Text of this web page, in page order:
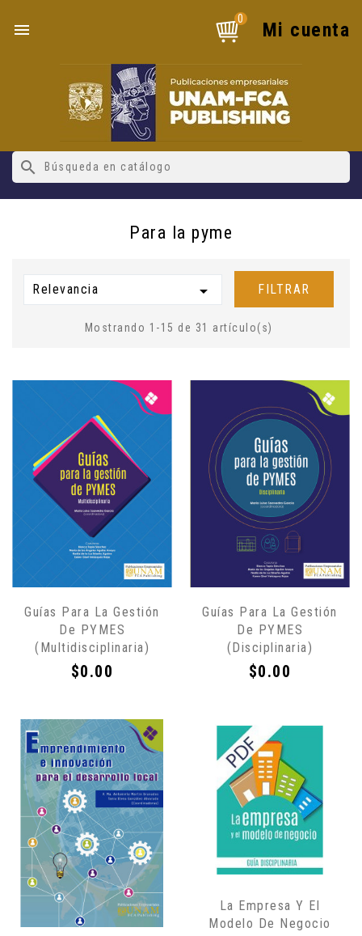
 Mi cuenta
0
search
Para la pyme
Relevancia  FILTRAR
Mostrando 1-15 de 31 artículo(s)
Guías Para La Gestión
De PYMES
(Multidisciplinaria)
Precio
$0.00
Guías Para La Gestión
De PYMES
(Disciplinaria)
Precio
$0.00
por
Internet
La Empresa Y El
Modelo De Negocio